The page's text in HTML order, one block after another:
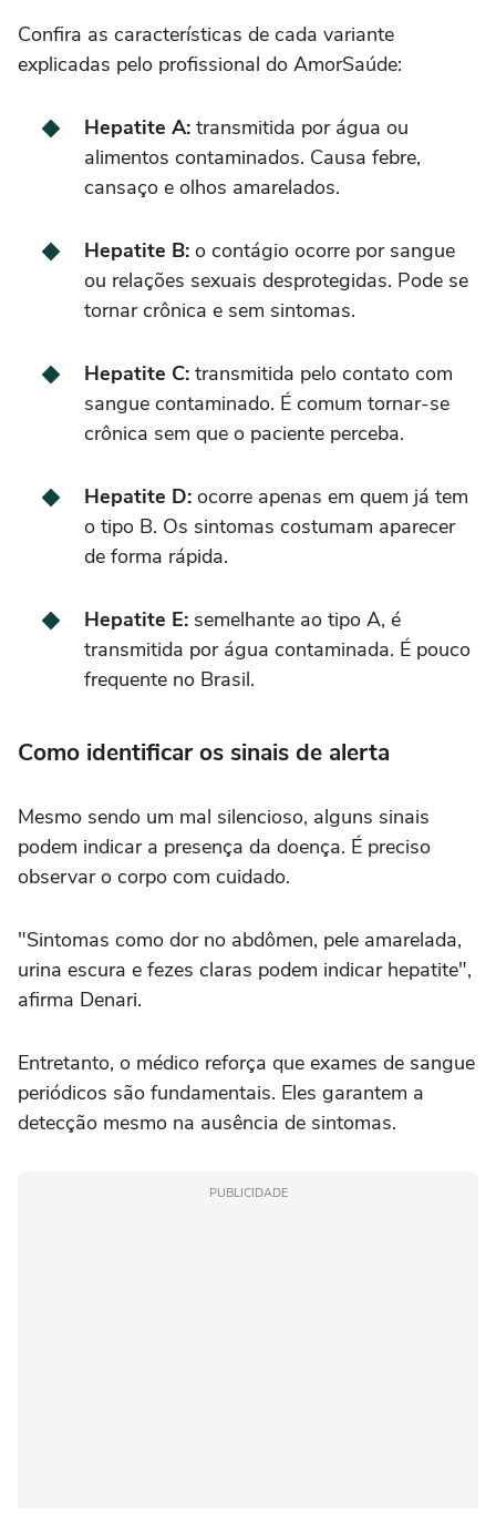
Confira as características de cada variante
explicadas pelo profissional do AmorSaúde:
Hepatite A: transmitida por água ou
alimentos contaminados. Causa febre,
cansaço e olhos amarelados.
Hepatite B: o contágio ocorre por sangue
ou relações sexuais desprotegidas. Pode se
tornar crônica e sem sintomas.
Hepatite C: transmitida pelo contato com
sangue contaminado. É comum tornar-se
crônica sem que o paciente perceba.
Hepatite D: ocorre apenas em quem já tem
o tipo B. Os sintomas costumam aparecer
de forma rápida.
Hepatite E: semelhante ao tipo A, é
transmitida por água contaminada. É pouco
frequente no Brasil.
Como identificar os sinais de alerta
Mesmo sendo um mal silencioso, alguns sinais
podem indicar a presença da doença. É preciso
observar o corpo com cuidado.
"Sintomas como dor no abdômen, pele amarelada,
urina escura e fezes claras podem indicar hepatite",
afirma Denari.
Entretanto, o médico reforça que exames de sangue
periódicos são fundamentais. Eles garantem a
detecção mesmo na ausência de sintomas.
PUBLICIDADE